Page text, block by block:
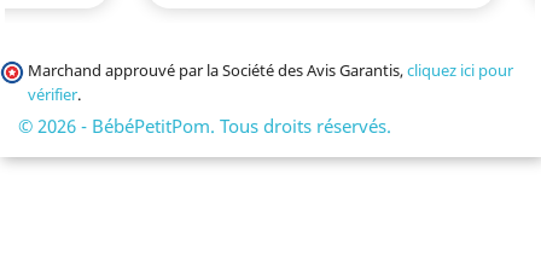
Marchand approuvé par la Société des Avis Garantis,cliquez ici pour
vérifier.
© 2026 - BébéPetitPom. Tous droits réservés.